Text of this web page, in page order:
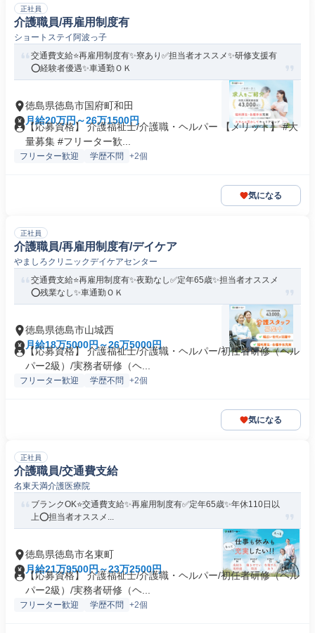
正社員
介護職員/再雇用制度有
ショートステイ阿波っ子
交通費支給⭐️再雇用制度有✨寮あり✅️担当者オススメ✨研修支援有
⭕️経験者優遇✨車通勤ＯＫ
徳島県徳島市国府町和田
月給20万円～26万1500円
【応募資格】 介護福祉士/介護職・ヘルパー 【メリット】 #大
量募集 #フリーター歓...
フリーター歓迎 学歴不問 +2個
気になる
正社員
介護職員/再雇用制度有/デイケア
やましろクリニックデイケアセンター
交通費支給⭐️再雇用制度有✨夜勤なし✅️定年65歳✨担当者オススメ
⭕️残業なし✨車通勤ＯＫ
徳島県徳島市山城西
月給18万5000円～26万5000円
【応募資格】 介護福祉士/介護職・ヘルパー/初任者研修（ヘル
パー2級）/実務者研修（ヘ...
フリーター歓迎 学歴不問 +2個
気になる
正社員
介護職員/交通費支給
名東天満介護医療院
ブランクOK⭐️交通費支給✨再雇用制度有✅️定年65歳✨年休110日以
上⭕️担当者オススメ...
徳島県徳島市名東町
月給21万9500円～23万2500円
【応募資格】 介護福祉士/介護職・ヘルパー/初任者研修（ヘル
パー2級）/実務者研修（ヘ...
フリーター歓迎 学歴不問 +2個